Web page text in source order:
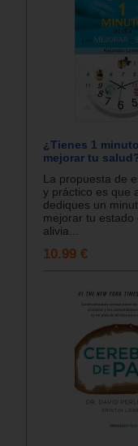
¿Tienes 1
mejorar tu
La propuesta de
y práctico es que
dediques un
mejorar tu estado
alivia...
10.99 €